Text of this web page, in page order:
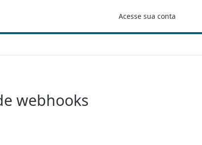
Acesse sua conta
webhooks